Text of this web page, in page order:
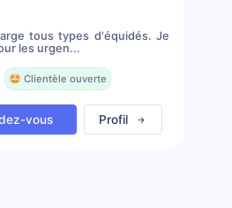
tous types d'équidés. Je
les urgen...
🤩 Clientèle ouverte
vous Profil